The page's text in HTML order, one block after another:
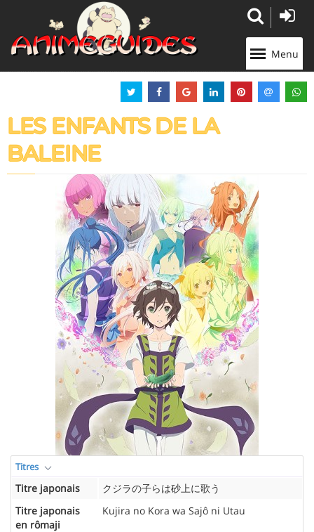
Menu
LES ENFANTS DE LA
BALEINE
Titres
Titre japonais
クジラの子らは砂上に歌う
Titre japonais
en rômaji
Kujira no Kora wa Sajô ni Utau
Panneau de gestion des cookies